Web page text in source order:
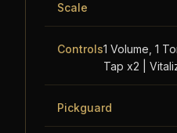
Scale
Controls1 Volume, 1
Tap x2 |
Pickguard